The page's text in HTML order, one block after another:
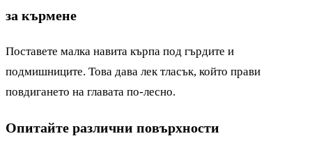
за кърмене
Поставете малка навита кърпа под гърдите и
подмишниците. Това дава лек тласък, който прави
повдигането на главата по-лесно.
Опитайте различни повърхности